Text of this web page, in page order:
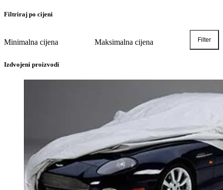
Filtriraj po cijeni
Minimalna cijena Maksimalna cijena Filter
Izdvojeni proizvodi